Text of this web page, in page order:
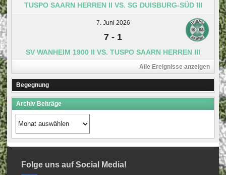
TUSPO SAARN HERREN II VS. SG DUISBURG-SÜD III
7. Juni 2026
7 - 1
SV WANHEIM 1900 II VS. TUSPO SAARN HERREN III
Alle Ereignisse anzeigen
Begegnung
Archiv Beiträge
Archiv
Beiträge
Folge uns auf Social Media!